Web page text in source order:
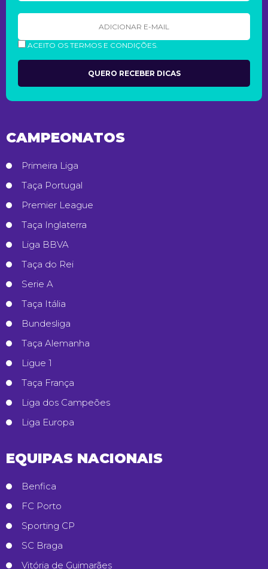
ACEITO OS TERMOS E CONDIÇÕES.
CAMPEONATOS
Primeira Liga
Taça Portugal
Premier League
Taça Inglaterra
Liga BBVA
Taça do Rei
Serie A
Taça Itália
Bundesliga
Taça Alemanha
Ligue 1
Taça França
Liga dos Campeões
Liga Europa
EQUIPAS NACIONAIS
Benfica
FC Porto
Sporting CP
SC Braga
Vitória de Guimarães